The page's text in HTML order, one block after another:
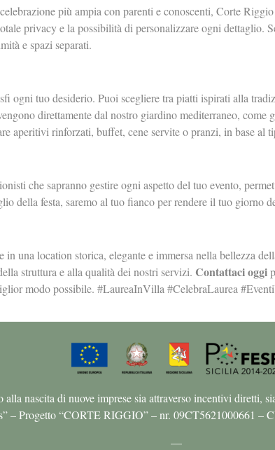
più ampia con parenti e conoscenti, Corte
privacy e la possibilità di personalizzare ogni dettaglio.
e spazi separati.
ogni tuo desiderio. Puoi scegliere tra piatti ispirati alla
direttamente dal nostro giardino mediterraneo, come
aperitivi rinforzati, buffet, cene servite o pranzi, in base al
che sapranno gestire ogni aspetto del tuo evento,
della festa, saremo al tuo fianco per rendere il tuo giorno
una location storica, elegante e immersa nella bellezza
struttura e alla qualità dei nostri servizi. Contattaci oggi
modo possibile. #LaureaInVilla #CelebraLaurea
nascita di nuove imprese sia attraverso incentivi diretti,
– Progetto “CORTE RIGGIO” – nr. 09CT5621000661 –
—